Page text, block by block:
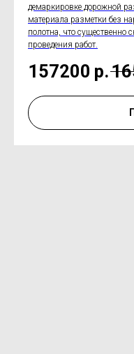
демаркировке дорожной
материала разметки без
полотна, что существенно
проведения работ.
157200 р.